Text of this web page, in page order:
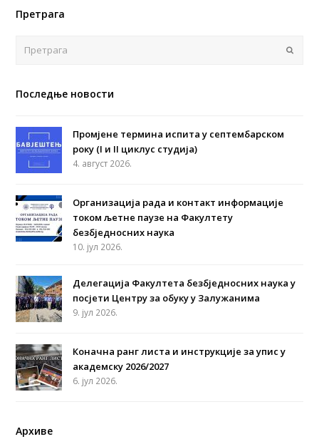
Претрага
Последње новости
Промјене термина испита у септембарском
року (I и II циклус студија)
4. август 2026.
Организација рада и контакт информације
током љетне паузе на Факултету
безбједносних наука
10. јул 2026.
Делегација Факултета безбједносних наука у
посјети Центру за обуку у Залужанима
9. јул 2026.
Коначна ранг листа и инструкције за упис у
академску 2026/2027
6. јул 2026.
Архиве